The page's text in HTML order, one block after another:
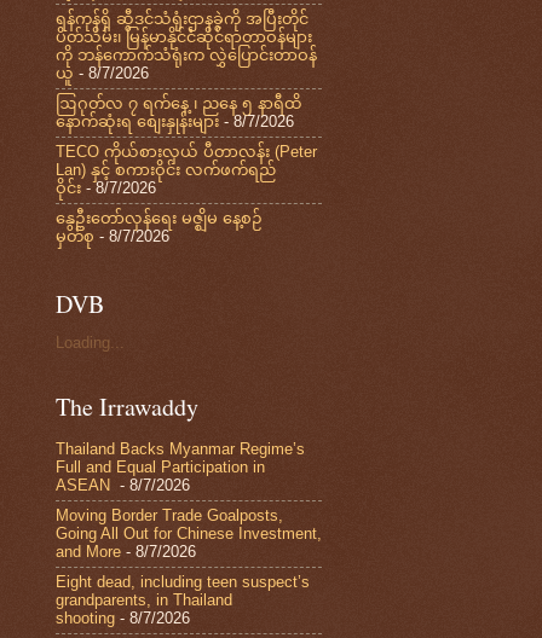
ရန်ကုန်ရှိ ဆွီဒင်သံရုံးဌာနခွဲကို အပြီးတိုင်
ပိတ်သိမ်း၊ မြန်မာနိုင်ငံဆိုင်ရာတာဝန်များ
ကို ဘန်ကောက်သံရုံးက လွှဲပြောင်းတာဝန်
ယူ - 8/7/2026
ဩဂုတ်လ ၇ ရက်နေ့ ၊ ညနေ ၅ နာရီထိ
နောက်ဆုံးရ စျေးနှုန်းများ - 8/7/2026
TECO ကိုယ်စားလှယ် ပီတာလန်း (Peter
Lan) နှင့် စကားဝိုင်း လက်ဖက်ရည်
ဝိုင်း - 8/7/2026
နွေဦးတော်လှန်ရေး မဇ္ဈိမ နေ့စဉ်
မှတ်စု - 8/7/2026
DVB
Loading...
The Irrawaddy
Thailand Backs Myanmar Regime’s
Full and Equal Participation in
ASEAN - 8/7/2026
Moving Border Trade Goalposts,
Going All Out for Chinese Investment,
and More - 8/7/2026
Eight dead, including teen suspect’s
grandparents, in Thailand
shooting - 8/7/2026